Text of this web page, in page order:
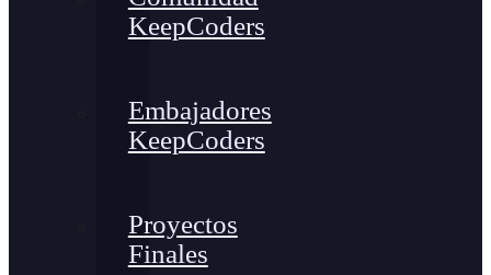
KeepCoders
Embajadores
KeepCoders
Proyectos
Finales